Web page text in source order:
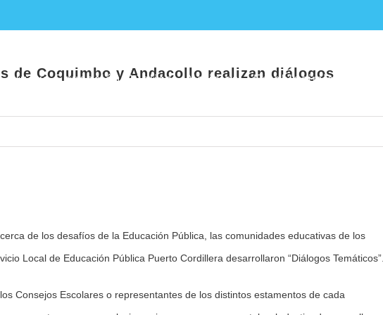
Nueva Educación Pública Noticias Establecimientos
públicos de Coquimbo y Andacollo
de Coquimbo y Andacollo realizan diálogos
de los desafíos de la Educación Pública, las comunidades educativas de los
Local de Educación Pública Puerto Cordillera desarrollaron “Diálogos
Consejos Escolares o representantes de los distintos estamentos de cada